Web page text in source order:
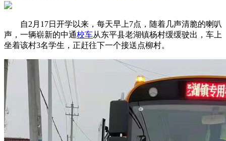
自2月17日开学以来，每天早上7点，随着几声清脆的喇叭
声，一辆崭新的中通校车从东平县老湖镇杨村缓缓驶出，车上
坐着该村3名学生，正赶往下一个接送点柳村。